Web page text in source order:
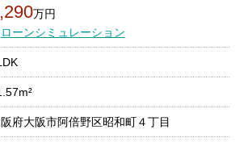
万円
ローンシミュレーション
府大阪市阿倍野区昭和町４丁目